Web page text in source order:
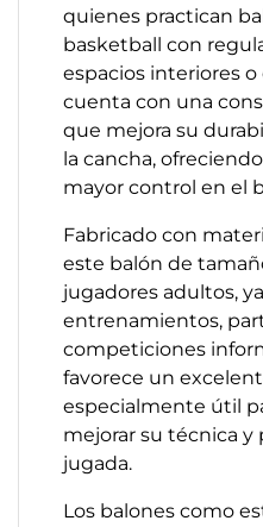
quienes practican
basketball con
espacios interiores
cuenta con una
que mejora su
la cancha,
mayor control en el
Fabricado con
este balón de
jugadores adultos,
entrenamientos,
competiciones
favorece un
especialmente útil
mejorar su técnica y
jugada.
Los balones como